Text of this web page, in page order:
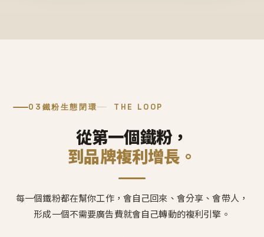
03 鐵粉生態閉環 THE LOOP
從第一個鐵粉，
到品牌複利增長。
每一個鐵粉都在幫你工作，會自己回來、會分享、會帶人，
形成一個不需要廣告費就會自己轉動的複利引擎。